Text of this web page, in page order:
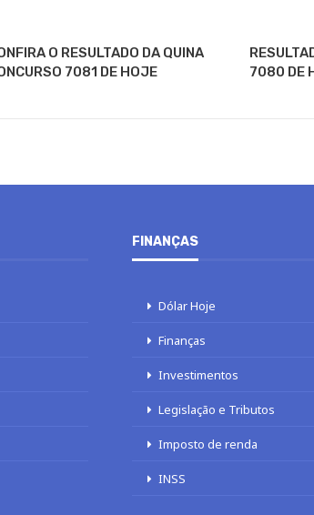
O RESULTADO DA QUINA
7081 DE HOJE
7080 DE
FINANÇAS
Dólar Hoje
Finanças
Investimentos
Legislação e Tributos
Imposto de renda
INSS